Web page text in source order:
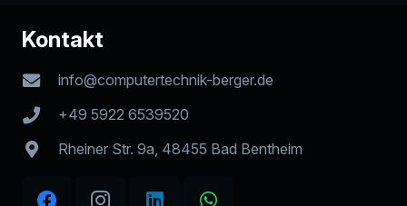
Kontakt
info@computertechnik-berger.de
+49 5922 6539520
Rheiner Str. 9a, 48455 Bad Bentheim